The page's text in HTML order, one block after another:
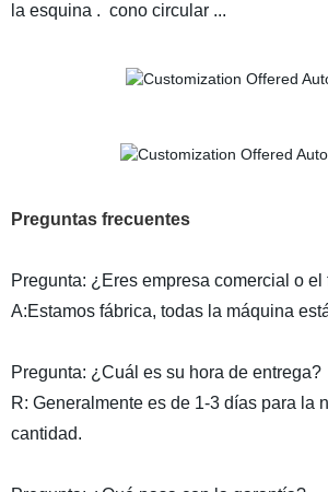
la esquina . cono circular ...
Preguntas frecuentes
Pregunta: ¿Eres empresa comercial o el
A:Estamos fábrica, todas la máquina
Pregunta: ¿Cuál es su hora de entrega?
R: Generalmente es de 1-3 días para la
cantidad.